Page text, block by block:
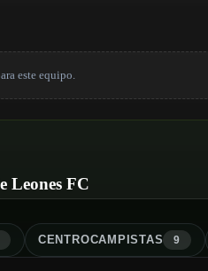
este equipo.
Leones FC
CENTROCAMPISTAS 9